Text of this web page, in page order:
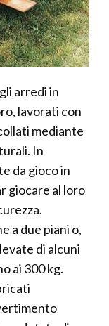
arredi in
lavorati con
mediante
In
da gioco in
giocare al loro
a due piani o,
di alcuni
ai 300 kg.